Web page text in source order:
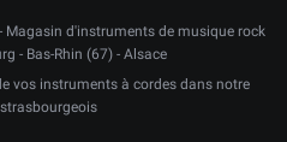
Magasin d'instruments de musique rock
- Bas-Rhin (67) - Alsace
vos instruments à cordes dans notre